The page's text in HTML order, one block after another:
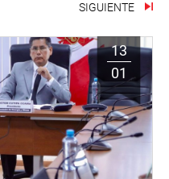
SIGUIENTE
13
01